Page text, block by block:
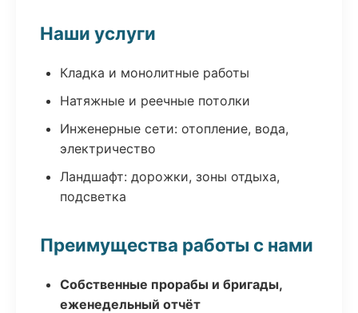
Наши услуги
Кладка и монолитные работы
Натяжные и реечные потолки
Инженерные сети: отопление, вода,
электричество
Ландшафт: дорожки, зоны отдыха,
подсветка
Преимущества работы с нами
Собственные прорабы и бригады,
еженедельный отчёт